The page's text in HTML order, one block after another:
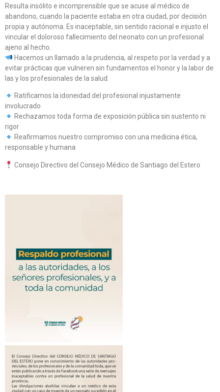
Resulta insólito e incomprensible que se acuse al médico de
abandono, cuando la paciente estaba en otra ciudad, por decisión
propia y autónoma. Es inaceptable, sin sentido racional e injusto el
vincular el doloroso fallecimiento del neonato con un profesional
ajeno al hecho.
Hacemos un llamado a la prudencia, al respeto por la verdad y a
evitar prácticas que vulneren sin fundamentos el honor y la labor de
las y los profesionales de la salud.
Ratificamos la idoneidad del profesional injustamente
involucrado
Rechazamos toda forma de exposición pública sin sustento ni
rigor
Reafirmamos nuestro compromiso con una medicina ética,
responsable y humana
Consejo Directivo del Consejo Médico de Santiago del Estero